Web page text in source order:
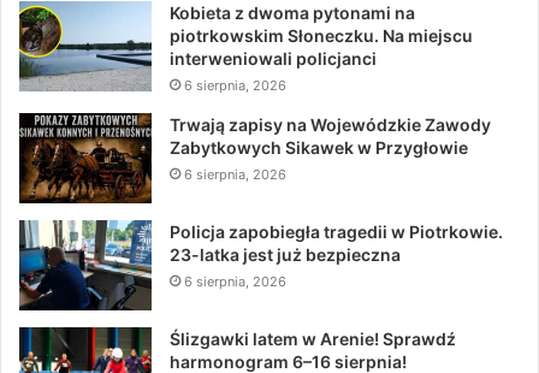
Kobieta z dwoma pytonami na
piotrkowskim Słoneczku. Na miejscu
interweniowali policjanci
6 sierpnia, 2026
Trwają zapisy na Wojewódzkie Zawody
Zabytkowych Sikawek w Przygłowie
6 sierpnia, 2026
Policja zapobiegła tragedii w Piotrkowie.
23-latka jest już bezpieczna
6 sierpnia, 2026
Ślizgawki latem w Arenie! Sprawdź
harmonogram 6–16 sierpnia!